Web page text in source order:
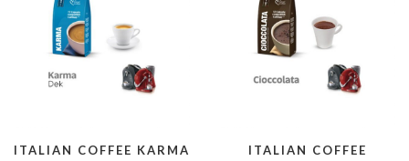
ITALIAN COFFEE KARMA
ITALIAN COFFEE